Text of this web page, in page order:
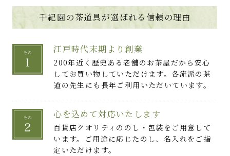
千紀園の茶道具が選ばれる信頼の理由
江戸時代末期より創業
200年近く歴史ある老舗のお茶屋だから安心
してお買い物していただけます。各流派の茶
道の先生にも長年ご利用いただいています。
心を込めて対応いたします
百貨店クオリティののし・包装をご用意して
います。ご用途に応じたのし、名入れをご指
定いただけます。